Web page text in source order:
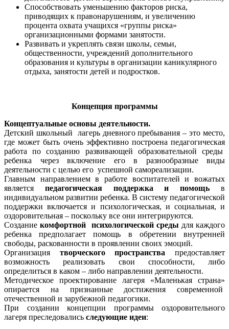
Способствовать уменьшению факторов риска,
приводящих к правонарушениям, и увеличению
процента охвата учащихся «группы риска»
организационными формами занятости.
Развивать и укреплять связи школы, семьи,
общественности, учреждений дополнительного
образования и культуры в организации каникулярного
отдыха, занятости детей и подростков.
Концепция программы
Концептуальные основы деятельности.
Детский школьный лагерь дневного пребывания – это место,
где может быть очень эффективно построена педагогическая
работа по созданию развивающей образовательной среды
ребенка через включение его в разнообразные виды
деятельности с целью его успешной самореализации.
Главным направлением в работе воспитателей и вожатых
является педагогическая поддержка и помощь в
индивидуальном развитии ребенка. В систему педагогической
поддержки включается и психологическая, и социальная, и
оздоровительная – поскольку все они интегрируются.
Созданиекомфортной психологической среды для каждого
ребенка предполагает помощь в обретении внутренней
свободы, раскованности в проявлении своих эмоций.
Организация творческого пространства предоставляет
возможность реализовать свои способности, либо
определиться в каком – либо направлении деятельности.
Методическое проектирование лагеря «Маленькая страна»
опирается на признанные достижения современной
отечественной и зарубежной педагогики.
При создании концепции программы оздоровительного
лагеря преследовались следующие идеи: